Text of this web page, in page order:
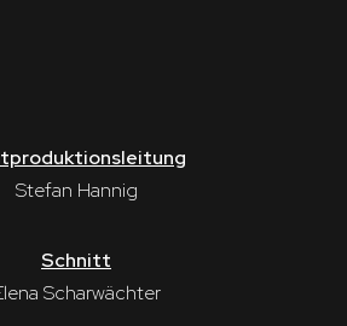
Stefan Hannig
Schnitt
Scharwächter